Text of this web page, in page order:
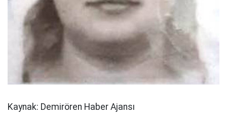
Kaynak: Demirören Haber Ajansı